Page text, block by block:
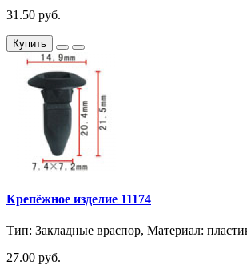
31.50 руб.
Купить
Крепёжное изделие 11174
Тип: Закладные враспор, Материал:
27.00 руб.